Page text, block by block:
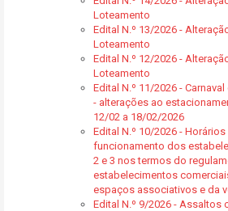
Loteamento
Edital N.º 13/2026 -
Loteamento
Edital N.º 12/2026 -
Loteamento
Edital N.º 11/2026 -
- alterações ao
12/02 a 18/02/2026
Edital N.º 10/2026 -
funcionamento dos
2 e 3 nos termos do
estabelecimentos
espaços associativos e da
Edital N.º 9/2026 - Assaltos